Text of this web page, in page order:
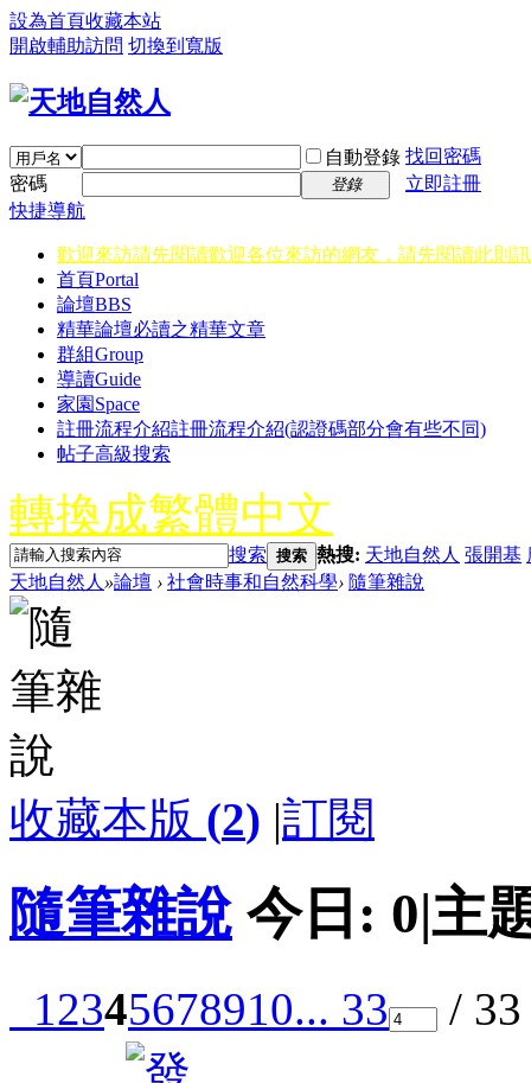
設為首頁收藏本站
開啟輔助訪問 切換到寬版
自動登錄 找回密碼
密碼
登錄
立即註冊
快捷導航
歡迎來訪請先閱讀歡迎各位來訪的網友，請先閱讀此則
首頁Portal
論壇BBS
精華論壇必讀之精華文章
群組Group
導讀Guide
家園 Space
註冊流程介紹註冊流程介紹(認證碼部分會有些不同)
帖子高級搜索
轉換成繁體中文
搜索 搜索 熱搜: 天地自然人 張開基
天地自然人 »論壇 › 社會時事和自然科學› 隨筆雜說
收藏本版 (2) |訂閱
隨筆雜說 今日: 0|主
12345678910... 33 /